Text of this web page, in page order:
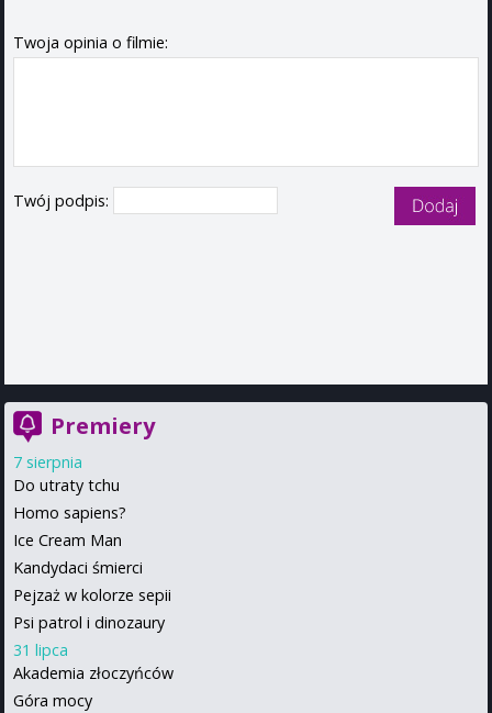
Twoja opinia o filmie:
Twój podpis:
Premiery
7 sierpnia
Do utraty tchu
Homo sapiens?
Ice Cream Man
Kandydaci śmierci
Pejzaż w kolorze sepii
Psi patrol i dinozaury
31 lipca
Akademia złoczyńców
Góra mocy